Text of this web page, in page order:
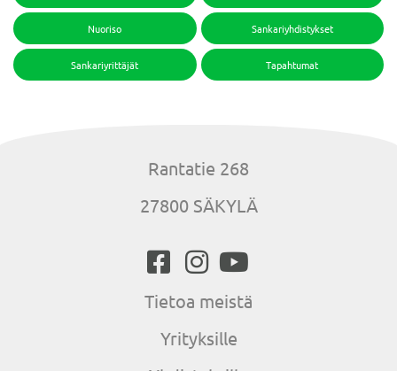
Nuoriso Sankariyhdistykset
Sankariyrittäjät Tapahtumat
Rantatie 268
27800 SÄKYLÄ
Tietoa meistä
Yrityksille